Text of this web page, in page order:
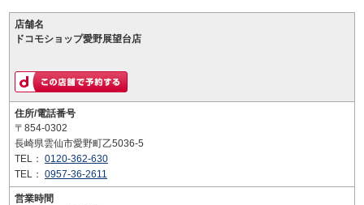
店舗名
ドコモショップ愛野展望台店
住所/電話番号
〒854-0302
長崎県雲仙市愛野町乙5036-5
TEL： 0120-362-630
TEL： 0957-36-2611
営業時間